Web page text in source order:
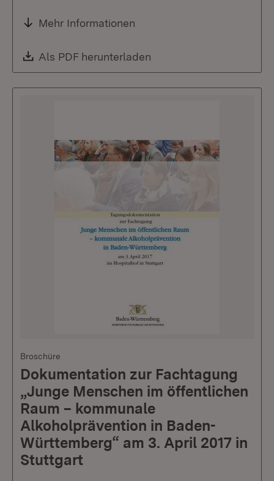
Mehr Informationen
Download:
Als PDF herunterladen
Broschüre
Dokumentation zur Fachtagung
„Junge Menschen im öffentlichen
Raum – kommunale
Alkoholprävention in Baden-
Württemberg“ am 3. April 2017 in
Stuttgart